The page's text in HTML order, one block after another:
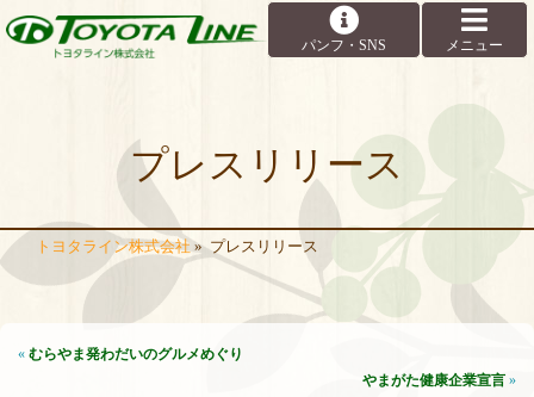
プレスリリース
トヨタライン株式会社 » プレスリリース
« むらやま発わだいのグルメめぐり
やまがた健康企業宣言 »